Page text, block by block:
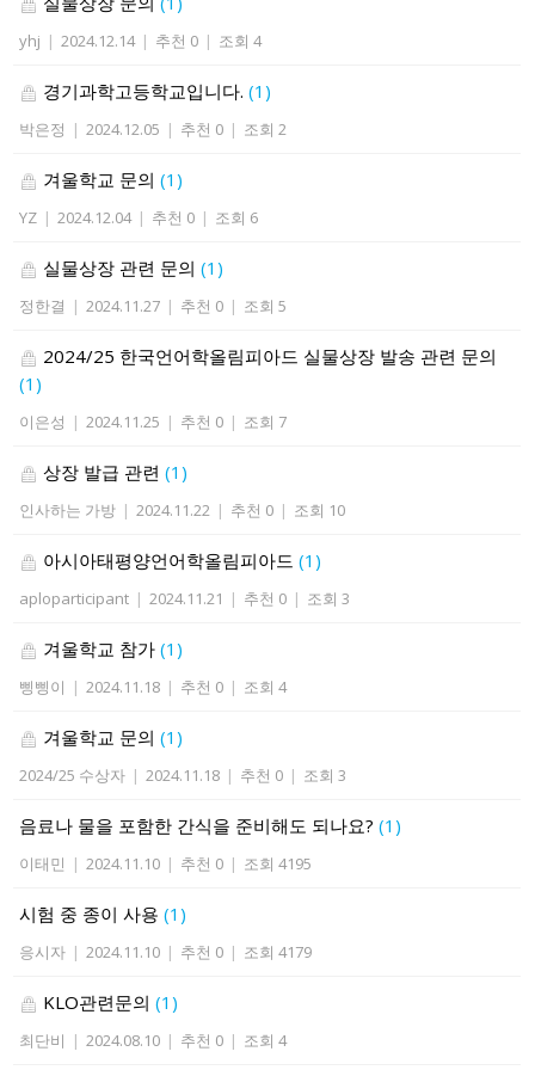
yhj | 2024.12.14 | 추천 0 | 조회 4
경기과학고등학교입니다.(1)
박은정 | 2024.12.05 | 추천 0 | 조회 2
겨울학교 문의(1)
YZ | 2024.12.04 | 추천 0 | 조회 6
실물상장 관련 문의(1)
정한결 | 2024.11.27 | 추천 0 | 조회 5
2024/25 한국언어학올림피아드 실물상장 발송 관련 문의
(1)
이은성 | 2024.11.25 | 추천 0 | 조회 7
상장 발급 관련(1)
인사하는 가방 | 2024.11.22 | 추천 0 | 조회 10
아시아태평양언어학올림피아드(1)
aploparticipant | 2024.11.21 | 추천 0 | 조회 3
겨울학교 참가(1)
삥삥이 | 2024.11.18 | 추천 0 | 조회 4
겨울학교 문의(1)
2024/25 수상자 | 2024.11.18 | 추천 0 | 조회 3
음료나 물을 포함한 간식을 준비해도 되나요?(1)
이태민 | 2024.11.10 | 추천 0 | 조회 4195
시험 중 종이 사용(1)
응시자 | 2024.11.10 | 추천 0 | 조회 4179
KLO관련문의(1)
최단비 | 2024.08.10 | 추천 0 | 조회 4